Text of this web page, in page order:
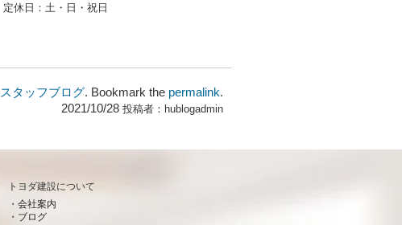
定休日：土・日・祝日
スタッフブログ. Bookmark the permalink.
2021/10/28 投稿者： hublogadmin
トヨダ建設について
会社案内
ブログ